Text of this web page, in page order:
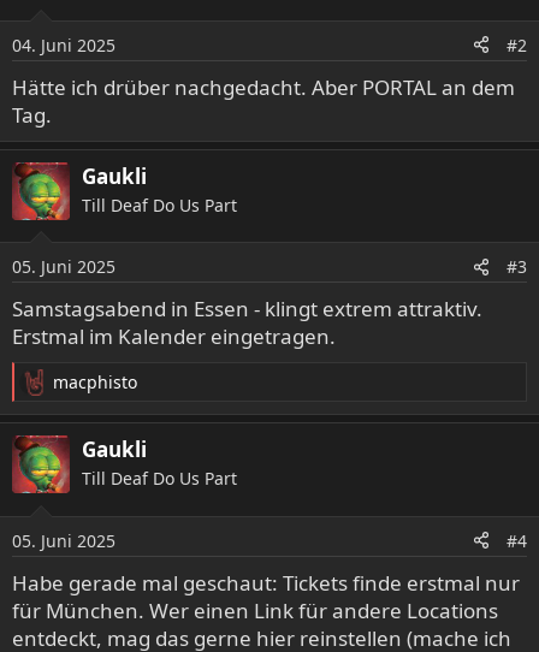
n
e
n
:
04. Juni 2025 #2
Hätte ich drüber nachgedacht. Aber PORTAL an dem
Tag.
Gaukli
Till Deaf Do Us Part
05. Juni 2025 #3
Samstagsabend in Essen - klingt extrem attraktiv.
Erstmal im Kalender eingetragen.
R
e
a
k
t
n
e
n
:
macphisto
Gaukli
Till Deaf Do Us Part
05. Juni 2025 #4
Habe gerade mal geschaut: Tickets finde erstmal nur
für München. Wer einen Link für andere Locations
entdeckt, mag das gerne hier reinstellen (mache ich